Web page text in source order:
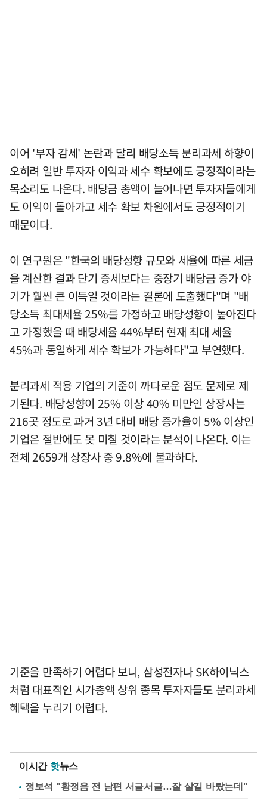
이어 '부자 감세' 논란과 달리 배당소득 분리과세 하향이
오히려 일반 투자자 이익과 세수 확보에도 긍정적이라는
목소리도 나온다. 배당금 총액이 늘어나면 투자자들에게
도 이익이 돌아가고 세수 확보 차원에서도 긍정적이기
때문이다.
이 연구원은 "한국의 배당성향 규모와 세율에 따른 세금
을 계산한 결과 단기 증세보다는 중장기 배당금 증가 야
기가 훨씬 큰 이득일 것이라는 결론에 도출했다"며 "배
당소득 최대세율 25%를 가정하고 배당성향이 높아진다
고 가정했을 때 배당세율 44%부터 현재 최대 세율
45%과 동일하게 세수 확보가 가능하다"고 부연했다.
분리과세 적용 기업의 기준이 까다로운 점도 문제로 제
기된다. 배당성향이 25% 이상 40% 미만인 상장사는
216곳 정도로 과거 3년 대비 배당 증가율이 5% 이상인
기업은 절반에도 못 미칠 것이라는 분석이 나온다. 이는
전체 2659개 상장사 중 9.8%에 불과하다.
기준을 만족하기 어렵다 보니, 삼성전자나 SK하이닉스
처럼 대표적인 시가총액 상위 종목 투자자들도 분리과세
혜택을 누리기 어렵다.
이시간 핫뉴스
정보석 "황정음 전 남편 서글서글…잘 살길 바랐는데"